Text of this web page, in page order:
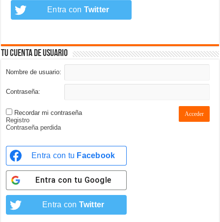
Entra con Twitter
Tu cuenta de usuario
Nombre de usuario:
Contraseña:
Recordar mi contraseña Acceder
Registro
Contraseña perdida
Entra con tu Facebook
Entra con tu Google
Entra con Twitter